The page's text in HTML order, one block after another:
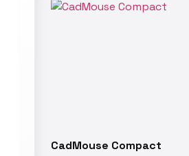
CadMouse Compact